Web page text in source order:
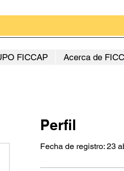
FICCAP Acerca de
Perfil
Fecha de registro: 23